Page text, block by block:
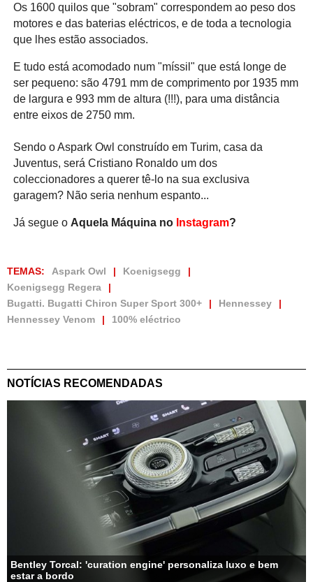
Os 1600 quilos que "sobram" correspondem ao peso dos
motores e das baterias eléctricos, e de toda a tecnologia
que lhes estão associados.
E tudo está acomodado num "míssil" que está longe de
ser pequeno: são 4791 mm de comprimento por 1935 mm
de largura e 993 mm de altura (!!!), para uma distância
entre eixos de 2750 mm.
Sendo o Aspark Owl construído em Turim, casa da
Juventus, será Cristiano Ronaldo um dos
coleccionadores a querer tê-lo na sua exclusiva
garagem? Não seria nenhum espanto...
Já segue o Aquela Máquina no Instagram?
TEMAS: Aspark Owl
Koenigsegg
Koenigsegg Regera
Bugatti. Bugatti Chiron Super Sport 300+
Hennessey
Hennessey Venom
100% eléctrico
NOTÍCIAS RECOMENDADAS
Bentley Torcal: 'curation engine' personaliza luxo e bem
estar a bordo